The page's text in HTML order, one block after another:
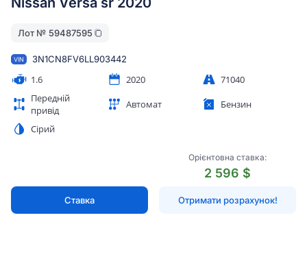
Лот № 59487595
VIN 3N1CN8FV6LL903442
1.6 2020
71040
Передній
привід
Автомат
Бензин
Сірий
Орієнтовна ставка:
2 596 $
Ставка Отримати розрахунок!